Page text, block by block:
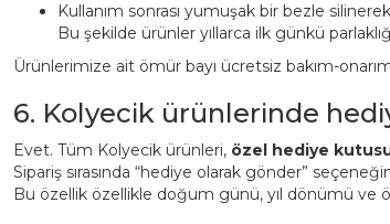
Kullanım sonrası yumuşak bir bezle
Bu şekilde ürünler yıllarca ilk günkü
Ürünlerimize ait ömür bayı ücretsiz bakım-
6. Kolyecik ürünlerinde
Evet. Tüm Kolyecik ürünleri, özel hediye
Sipariş sırasında “hediye olarak gönder”
Bu özellik özellikle doğum günü, yıl dönümü ve